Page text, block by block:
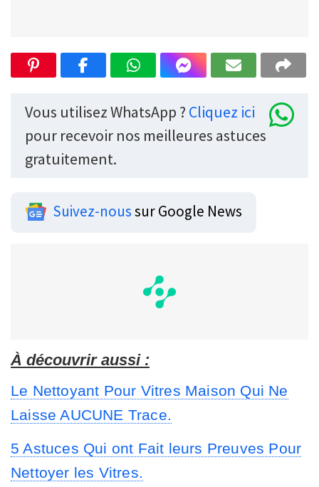
Vous utilisez WhatsApp ? Cliquez ici
pour recevoir nos meilleures astuces
gratuitement.
Suivez-noussur Google News
À découvrir aussi :
Le Nettoyant Pour Vitres Maison Qui Ne
Laisse AUCUNE Trace.
5 Astuces Qui ont Fait leurs Preuves Pour
Nettoyer les Vitres.